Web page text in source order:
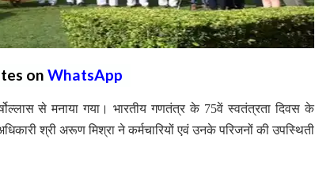
on WhatsApp
से मनाया गया। भारतीय गणतंत्र के 75वें स्वतंत्रता दिवस के
श्री अरूण मिश्रा ने कर्मचारियों एवं उनके परिजनों की उपस्थिती